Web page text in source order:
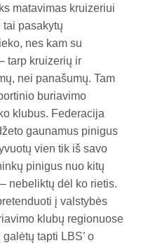
matavimas kruizeriui
tai pasakytų
nes kam su
tarp kruizerių ir
nei panašumų. Tam
buriavimo
klubus. Federacija
gaunamus pinigus
vien tik iš savo
pinigus nuo kitų
nebeliktų dėl ko rietis.
į valstybės
klubų regionuose
tapti LBS’ o